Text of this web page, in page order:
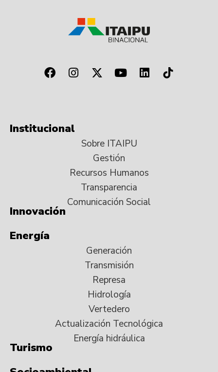
Institucional
Sobre ITAIPU
Gestión
Recursos Humanos
Transparencia
Comunicación Social
Innovación
Energía
Generación
Transmisión
Represa
Hidrología
Vertedero
Actualización Tecnológica
Energía hidráulica
Turismo